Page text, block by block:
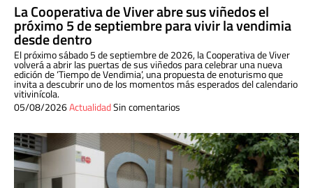
La Cooperativa de Viver abre sus viñedos el
próximo 5 de septiembre para vivir la vendimia
desde dentro
El próximo sábado 5 de septiembre de 2026, la Cooperativa de Viver
volverá a abrir las puertas de sus viñedos para celebrar una nueva
edición de ‘Tiempo de Vendimia’, una propuesta de enoturismo que
invita a descubrir uno de los momentos más esperados del calendario
vitivinícola.
05/08/2026ActualidadSin comentarios